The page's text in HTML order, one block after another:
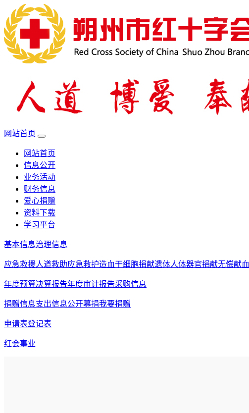
网站首页
网站首页
信息公开
业务活动
财务信息
爱心捐赠
资料下载
学习平台
基本信息治理信息
应急救援人道救助应急救护造血干细胞捐献遗体人体器官捐献无偿献血
年度预算决算报告年度审计报告采购信息
捐赠信息支出信息公开募捐我要捐赠
申请表登记表
红会事业